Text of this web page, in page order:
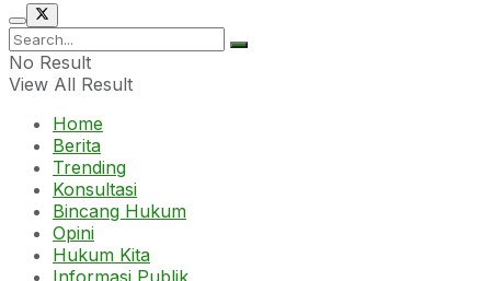
No Result
View All Result
Home
Berita
Trending
Konsultasi
Bincang Hukum
Opini
Hukum Kita